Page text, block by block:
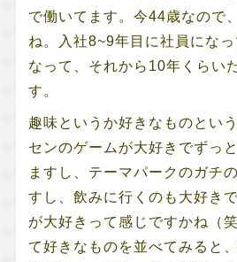
で働いてます。今44歳なので
ね。入社8~9年目に社員にな
なって、それから10年くらい
す。
趣味というか好きなものとい
センのゲームが大好きでずっ
ますし、テーマパークのガチ
すし、飲みに行くのも大好き
が大好きって感じですかね（
て好きなものを並べてみると